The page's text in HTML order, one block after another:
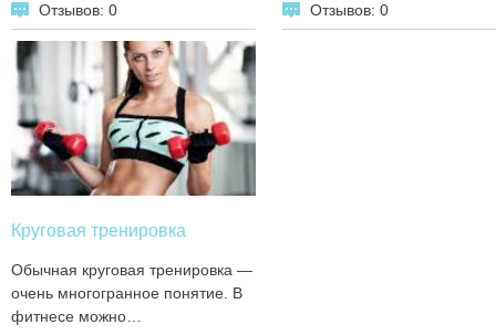
Отзывов: 0 Отзывов: 0
Круговая тренировка
Обычная круговая тренировка —
очень многогранное понятие. В
фитнесе можно…